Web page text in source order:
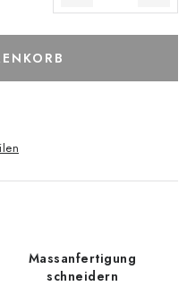
Massanfertigung
schneidern